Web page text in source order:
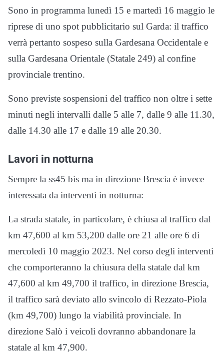
Sono in programma lunedì 15 e martedì 16 maggio le
riprese di uno spot pubblicitario sul Garda: il traffico
verrà pertanto sospeso sulla Gardesana Occidentale e
sulla Gardesana Orientale (Statale 249) al confine
provinciale trentino.
Sono previste sospensioni del traffico non oltre i sette
minuti negli intervalli dalle 5 alle 7, dalle 9 alle 11.30,
dalle 14.30 alle 17 e dalle 19 alle 20.30.
Lavori in notturna
Sempre la ss45 bis ma in direzione Brescia è invece
interessata da interventi in notturna:
La strada statale, in particolare, è chiusa al traffico dal
km 47,600 al km 53,200 dalle ore 21 alle ore 6 di
mercoledì 10 maggio 2023. Nel corso degli interventi
che comporteranno la chiusura della statale dal km
47,600 al km 49,700 il traffico, in direzione Brescia,
il traffico sarà deviato allo svincolo di Rezzato-Piola
(km 49,700) lungo la viabilità provinciale. In
direzione Salò i veicoli dovranno abbandonare la
statale al km 47,900.